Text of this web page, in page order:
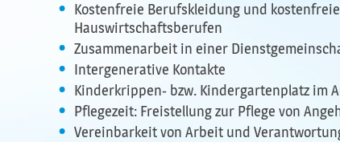
Kostenfreie Berufskleidung und
Hauswirtschaftsberufen
Zusammenarbeit in einer
Intergenerative Kontakte
Kinderkrippen- bzw. Kindergartenplatz im
Pflegezeit: Freistellung zur Pflege von
Vereinbarkeit von Arbeit und